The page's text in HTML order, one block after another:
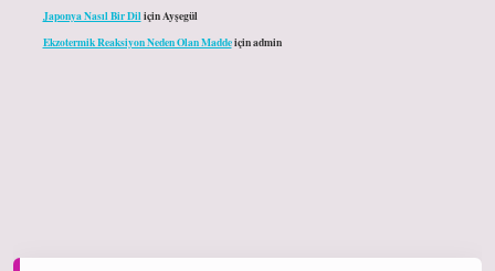
Japonya Nasıl Bir DiliçinAyşegül
Ekzotermik Reaksiyon Neden Olan Maddeiçinadmin